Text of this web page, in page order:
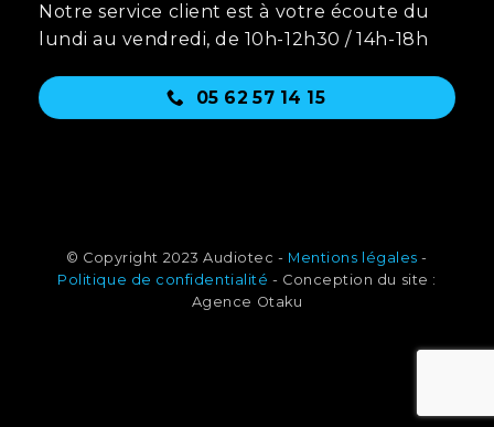
Notre service client est à votre écoute du
lundi au vendredi, de 10h-12h30 / 14h-18h
05 62 57 14 15
© Copyright 2023 Audiotec - Mentions légales -
Politique de confidentialité - Conception du site :
Agence Otaku